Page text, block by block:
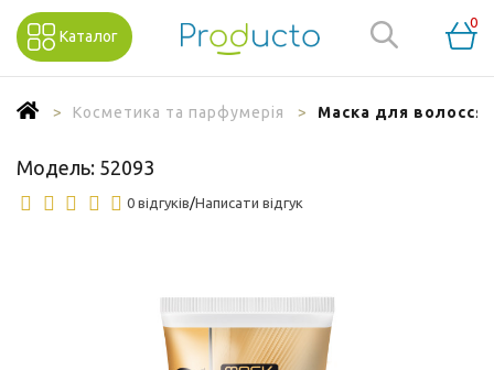
Каталог
0
Косметика та парфумерія Маска для волосся
Модель: 52093
0 відгуків/Написати відгук